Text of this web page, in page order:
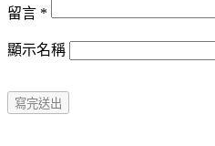
留言 *
顯示名稱